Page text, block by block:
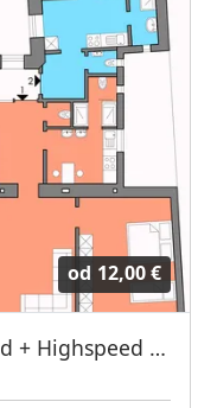
od 12,00 €
Central of Vienna 12Eur/bed + Highspeed Internet + parking